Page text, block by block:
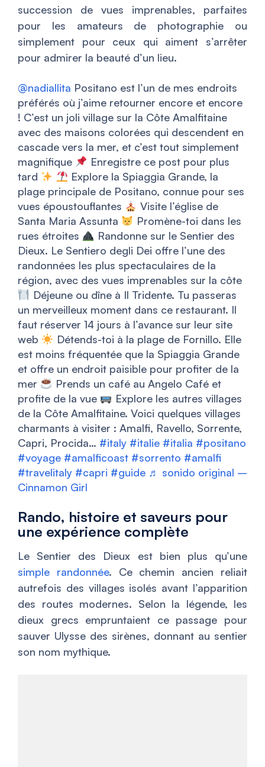
succession de vues imprenables, parfaites
pour les amateurs de photographie ou
simplement pour ceux qui aiment s’arrêter
pour admirer la beauté d’un lieu.
@nadiallita Positano est l’un de mes endroits
préférés où j’aime retourner encore et encore
! C’est un joli village sur la Côte Amalfitaine
avec des maisons colorées qui descendent en
cascade vers la mer, et c’est tout simplement
magnifique
Enregistre ce post pour plus
tard
Explore la Spiaggia Grande, la
plage principale de Positano, connue pour ses
vues époustouflantes
Visite l’église de
Santa Maria Assunta
Promène-toi dans les
rues étroites
Randonne sur le Sentier des
Dieux. Le Sentiero degli Dei offre l’une des
randonnées les plus spectaculaires de la
région, avec des vues imprenables sur la côte
Déjeune ou dîne à Il Tridente. Tu passeras
un merveilleux moment dans ce restaurant. Il
faut réserver 14 jours à l’avance sur leur site
web
Détends-toi à la plage de Fornillo. Elle
est moins fréquentée que la Spiaggia Grande
et offre un endroit paisible pour profiter de la
mer
Prends un café au Angelo Café et
profite de la vue
Explore les autres villages
de la Côte Amalfitaine. Voici quelques villages
charmants à visiter : Amalfi, Ravello, Sorrente,
Capri, Procida… #italy #italie #italia #positano
#voyage #amalficoast #sorrento #amalfi
#travelitaly #capri #guide ♬ sonido original –
Cinnamon Girl
Rando, histoire et saveurs pour
une expérience complète
Le Sentier des Dieux est bien plus qu’une
simple randonnée. Ce chemin ancien reliait
autrefois des villages isolés avant l’apparition
des routes modernes. Selon la légende, les
dieux grecs empruntaient ce passage pour
sauver Ulysse des sirènes, donnant au sentier
son nom mythique.